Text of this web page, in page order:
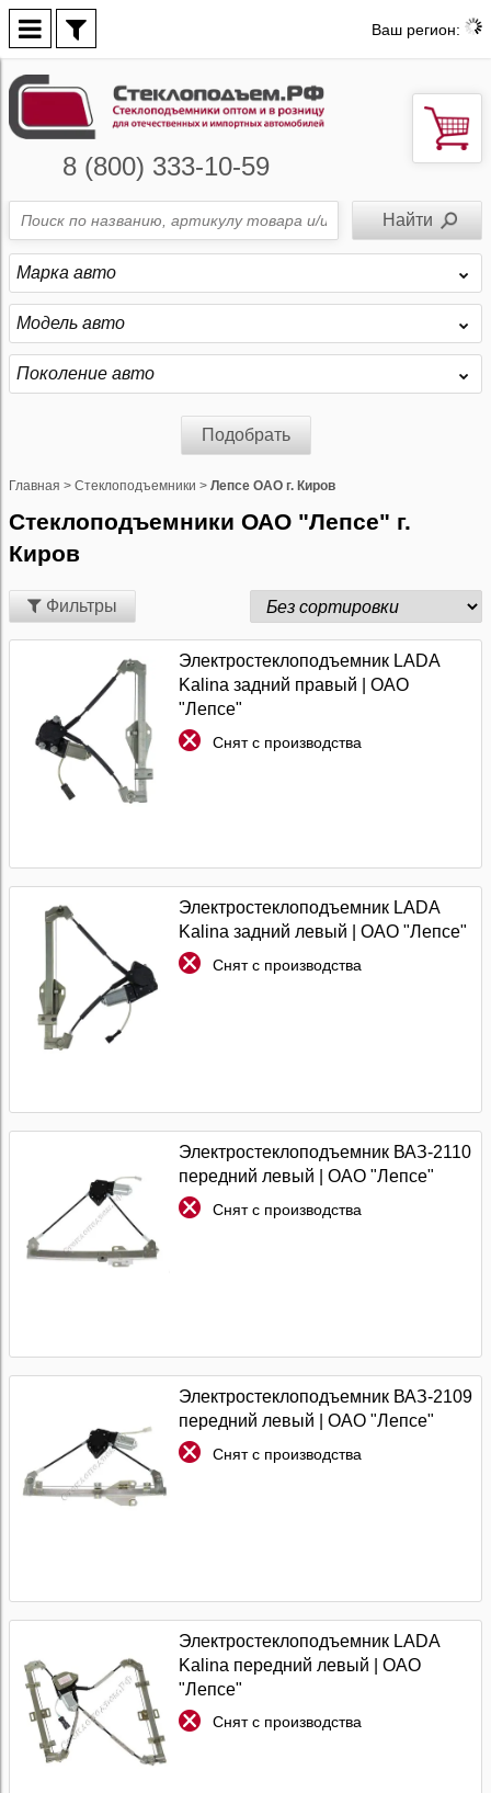
Ваш регион:
8 (800) 333-10-59
Марка авто
Модель авто
Поколение авто
Подобрать
Главная > Стеклоподъемники > Лепсе ОАО г. Киров
Стеклоподъемники ОАО "Лепсе" г.
Киров
Фильтры
Электростеклоподъемник LADA
Kalina задний правый | ОАО
"Лепсе"
Снят с производства
Электростеклоподъемник LADA
Kalina задний левый | ОАО "Лепсе"
Снят с производства
Электростеклоподъемник ВАЗ-2110
передний левый | ОАО "Лепсе"
Снят с производства
Электростеклоподъемник ВАЗ-2109
передний левый | ОАО "Лепсе"
Снят с производства
Электростеклоподъемник LADA
Kalina передний левый | ОАО
"Лепсе"
Снят с производства